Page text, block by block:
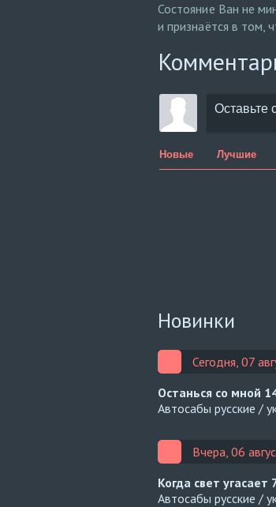
Состояние Ван не
и признаётся в том,
Новые Лучшие
Новинки
Сегодня, 07
Останься со мной
Автосабы русские /
Вчера, 06
Когда свет угасает
Автосабы русские /